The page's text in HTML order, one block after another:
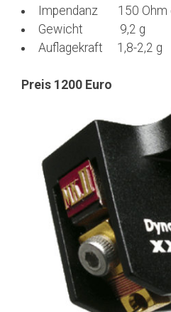
Impendanz 150 Ohm
Gewicht 9,2 g
Auflagekraft 1,8-2,2 g
Preis 1200 Euro